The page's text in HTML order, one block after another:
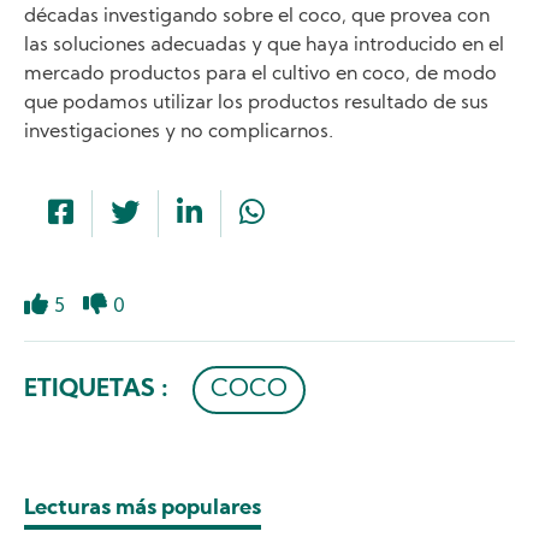
décadas investigando sobre el coco, que provea con
las soluciones adecuadas y que haya introducido en el
mercado productos para el cultivo en coco, de modo
que podamos utilizar los productos resultado de sus
investigaciones y no complicarnos.
5 0
ETIQUETAS : COCO
Lecturas más populares